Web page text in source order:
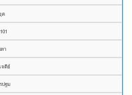
ต
า
จดีย์
ปฐม